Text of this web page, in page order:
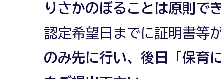
りさかのぼることは原則で
認定希望日までに証明書等
のみ先に行い、後日「保育